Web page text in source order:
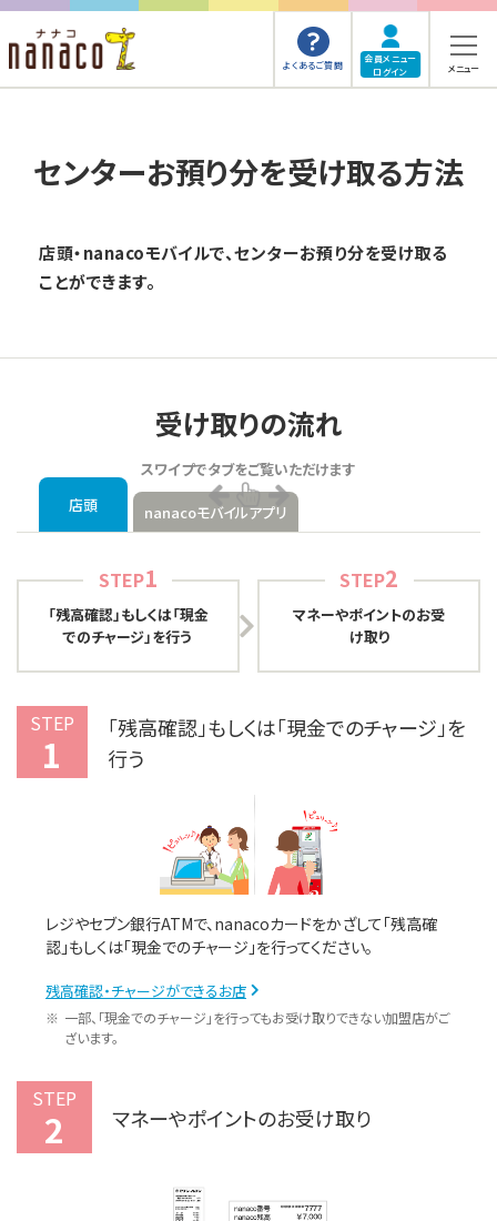
よくあるご質問
会員メニュー
ログイン
メニュー
センターお預り分を受け取る方法
店頭・nanacoモバイルで、センターお預り分を受け取る
ことができます。
受け取りの流れ
店頭 nanacoモバイルアプリ
スワイプでタブをご覧いただけます
STEP1
「残高確認」もしくは「現金
でのチャージ」を行う
STEP2
マネーやポイントのお受
け取り
STEP
1
「残高確認」もしくは「現金でのチャージ」を
行う
レジやセブン銀行ATMで、nanacoカードをかざして「残高確
認」もしくは「現金でのチャージ」を行ってください。
残高確認・チャージができるお店
一部、「現金でのチャージ」を行ってもお受け取りできない加盟店がご
ざいます。
STEP
2 マネーやポイントのお受け取り